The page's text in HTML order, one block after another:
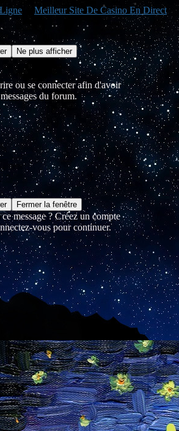
Meilleur Site De Casino En Direct
ou se connecter afin d'avoir
du forum.
message ? Créez un compte
vous pour continuer.